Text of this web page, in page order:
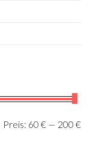
Preis: 60 € — 200 €